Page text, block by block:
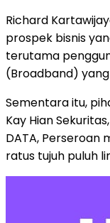
Richard
prospek bisnis
terutama
(Broadband)
Sementara itu,
Kay Hian
DATA, Perseroan
ratus tujuh puluh